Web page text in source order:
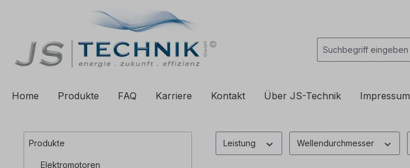
Zur Hauptnavigation springen
Home Produkte FAQ Karriere Kontakt Über JS-Technik Impressum
Produkte
Elektromotoren
Leistung Wellendurchmesser